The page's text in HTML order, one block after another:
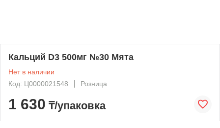
Кальций D3 500мг №30 Мята
Нет в наличии
Код: Ц0000021548
Розница
1 630 ₸/упаковка